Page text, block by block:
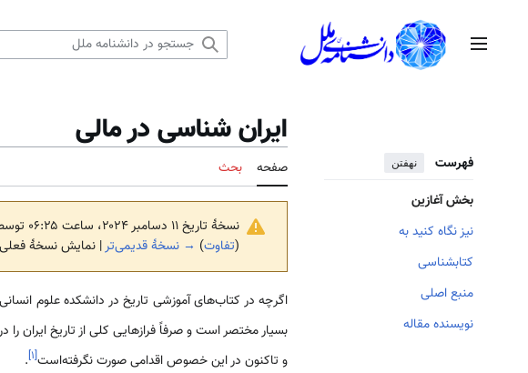
منوی اصلی
فهرست نهفتن
بخش آغازین
نیز نگاه کنید به
کتابشناسی
منبع اصلی
نویسنده مقاله
ایران شناسی در مالی
صفحه بحث
نسخهٔ تاریخ ‏۱۱ دسامبر ۲۰۲۴، ساعت ۰۶:۲۵ توسط
(تفاوت) → نسخهٔ قدیمی‌تر| نمایش نسخهٔ
اگرچه در کتاب‌های آموزشی تاریخ در دانشکده علوم
بسیار مختصر است و صرفاً فرازهایی کلی از تاریخ ایران
و تاکنون ‌در این خصوص اقدامی صورت نگرفته‌است[۱]
.